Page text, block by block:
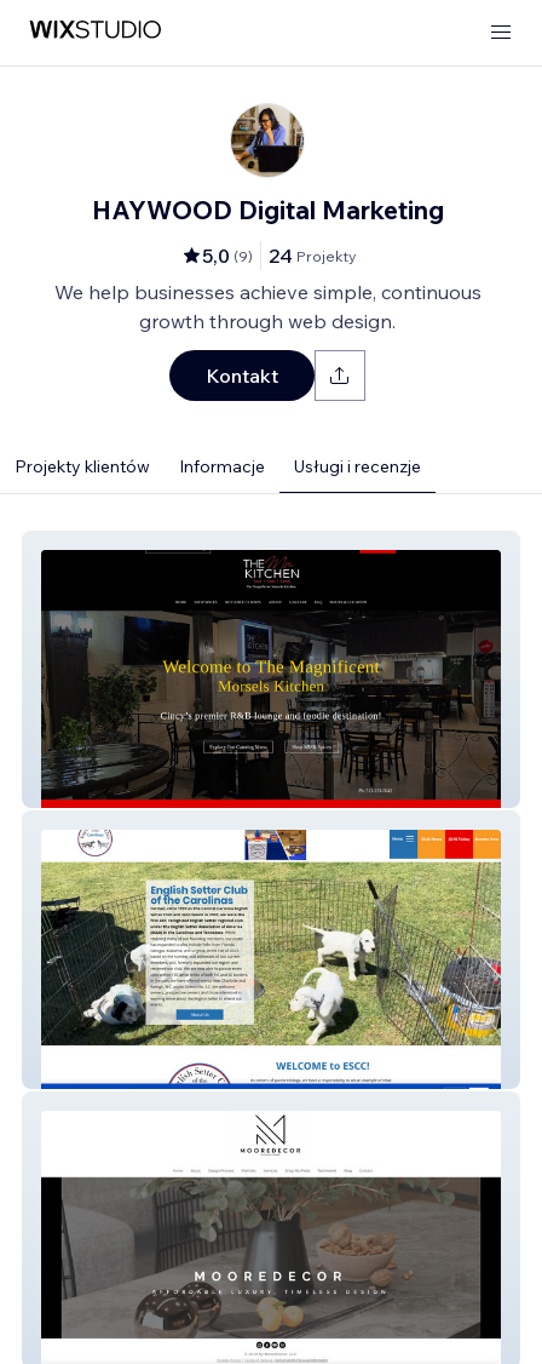
HAYWOOD Digital Marketing
5,0 (9) 24 Projekty
We help businesses achieve simple, continuous
growth through web design.
Kontakt
Projekty klientów Informacje Usługi i recenzje
Magnificent Morsels Kitchen
MooreDecor Interior Design